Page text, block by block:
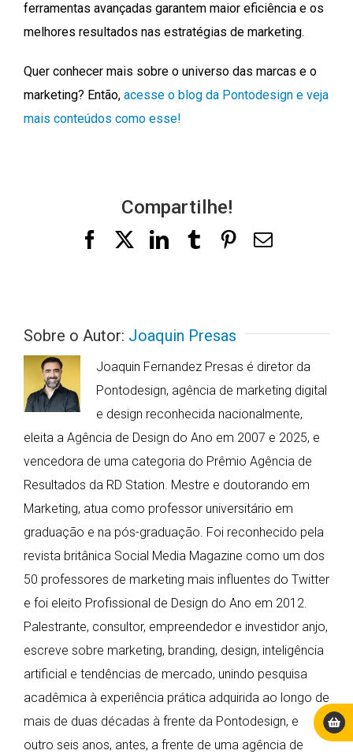
ferramentas avançadas garantem maior eficiência e os
melhores resultados nas estratégias de marketing.
Quer conhecer mais sobre o universo das marcas e o
marketing? Então, acesse o blog da Pontodesign e veja
mais conteúdos como esse!
Compartilhe!
FacebookLinkedInTumblrPinterest
E-
Sobre o Autor: Joaquin Presas
Joaquin Fernandez Presas é diretor da
Pontodesign, agência de marketing digital
e design reconhecida nacionalmente,
eleita a Agência de Design do Ano em 2007 e 2025, e
vencedora de uma categoria do Prêmio Agência de
Resultados da RD Station. Mestre e doutorando em
Marketing, atua como professor universitário em
graduação e na pós-graduação. Foi reconhecido pela
revista britânica Social Media Magazine como um dos
50 professores de marketing mais influentes do Twitter
e foi eleito Profissional de Design do Ano em 2012.
Palestrante, consultor, empreendedor e investidor anjo,
escreve sobre marketing, branding, design, inteligência
artificial e tendências de mercado, unindo pesquisa
acadêmica à experiência prática adquirida ao longo de
mais de duas décadas à frente da Pontodesign, e
outro seis anos, antes, a frente de uma agência de